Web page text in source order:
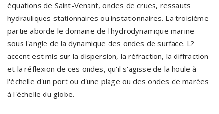
équations de Saint-Venant, ondes de crues, ressauts
hydrauliques stationnaires ou instationnaires. La troisième
partie aborde le domaine de l'hydrodynamique marine
sous l'angle de la dynamique des ondes de surface. L?
accent est mis sur la dispersion, la réfraction, la diffraction
et la réflexion de ces ondes, qu'il s'agisse de la houle à
l'échelle d'un port ou d'une plage ou des ondes de marées
à l'échelle du globe.